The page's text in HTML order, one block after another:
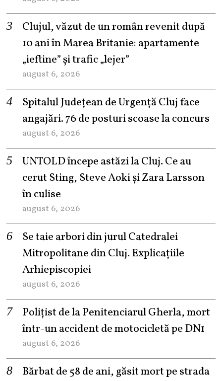
Clujul, văzut de un român revenit după
10 ani în Marea Britanie: apartamente
„ieftine” și trafic „lejer”
august 6, 2026
Spitalul Județean de Urgență Cluj face
angajări. 76 de posturi scoase la concurs
august 6, 2026
UNTOLD începe astăzi la Cluj. Ce au
cerut Sting, Steve Aoki și Zara Larsson
în culise
august 6, 2026
Se taie arbori din jurul Catedralei
Mitropolitane din Cluj. Explicațiile
Arhiepiscopiei
august 6, 2026
Polițist de la Penitenciarul Gherla, mort
într-un accident de motocicletă pe DN1
august 6, 2026
Bărbat de 58 de ani, găsit mort pe strada